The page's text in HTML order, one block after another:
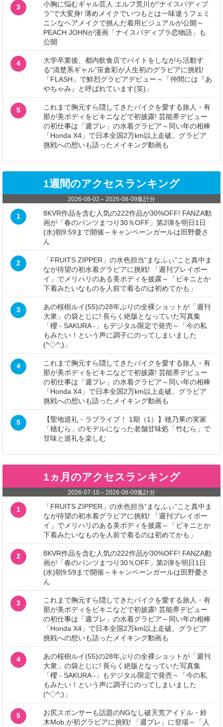
3
小胸に悩むギャル芸人 エルフ荒川が“ナイスバディブ
ラ”で大変身! 薄めメイクでいつもとは一味違うフェミ
ニンなヘアメイクで挑んだ着用ビジュアルが公開～
PEACH JOHNが漫画「ナイスバディブラ恋物語」も
公開
4
大学卒業後、都内飲食店でバイトをしながら活動す
る“清楚系ギャル”笹倉彩が人生初のグラビアに挑戦!
「FLASH」で鮮烈グラビアデビュー～「仲間には『あ
やちゃみ』と呼ばれています(笑)」
5
これまで胸元すら隠してきたバイクを愛する旅人・有
那が美ボディをビキニなどで初披露! 芸能界デビュー
の初仕事は「週プレ」の水着グラビア～同い年の相棒
「Honda X4」で日本全国2万km以上走破。グラビア
挑戦への想いも語ったメイキング動画も
1週間のアクセスランキング
2026-08-02 ～2026-08-09集計分
1
8KVR作品を含む人気の222作品が30%OFF! FANZA動
画が「春のパンツまつり30％OFF」第2弾を明日1日
(水)朝9:59まで開催～キャンペーンガールは田野憂さ
ん
2
「FRUITS ZIPPER」の水色担当“まなふぃ”こと真中ま
なが待望の初水着グラビアに挑戦! 「週刊プレイボー
イ」でメリハリのある美ボディを披露～「ビキニとか
下着みたいなものを人前で着るのは初めてかも」
3
あの桜樹ルイ(55)の28年ぶりの全裸ショットが「週刊
大衆」の袋とじに! 長らく絶版となっていた写真集
「櫻 - SAKURA -」もデジタル限定で発売～「今の私
もみたい！という声に調子にのってしまいました
(^◇^;)」
4
これまで胸元すら隠してきたバイクを愛する旅人・有
那が美ボディをビキニなどで初披露! 芸能界デビュー
の初仕事は「週プレ」の水着グラビア～同い年の相棒
「Honda X4」で日本全国2万km以上走破。グラビア
挑戦への想いも語ったメイキング動画も
5
【聖地巡礼・ラブライブ！ 1期（1）】穂乃果の実家
「穂むら」のモデルになった老舗甘味処「竹むら」で
甘味と巡礼を楽しむ
1ヵ月のアクセスランキング
2026-07-10～2026-08-09集計分
1
「FRUITS ZIPPER」の水色担当“まなふぃ”こと真中ま
なが待望の初水着グラビアに挑戦! 「週刊プレイボー
イ」でメリハリのある美ボディを披露～「ビキニとか
下着みたいなものを人前で着るのは初めてかも」
2
8KVR作品を含む人気の222作品が30%OFF! FANZA動
画が「春のパンツまつり30％OFF」第2弾を明日1日
(水)朝9:59まで開催～キャンペーンガールは田野憂さ
ん
3
これまで胸元すら隠してきたバイクを愛する旅人・有
那が美ボディをビキニなどで初披露! 芸能界デビュー
の初仕事は「週プレ」の水着グラビア～同い年の相棒
「Honda X4」で日本全国2万km以上走破。グラビア
挑戦への想いも語ったメイキング動画も
4
あの桜樹ルイ(55)の28年ぶりの全裸ショットが「週刊
大衆」の袋とじに! 長らく絶版となっていた写真集
「櫻 - SAKURA -」もデジタル限定で発売～「今の私
もみたい！という声に調子にのってしまいました
(^◇^;)」
5
お尻スポンサーも話題のNGなし破天荒アイドル・鈴
木Mob.が初グラビアに挑戦! 「週プレ」に登場～「人